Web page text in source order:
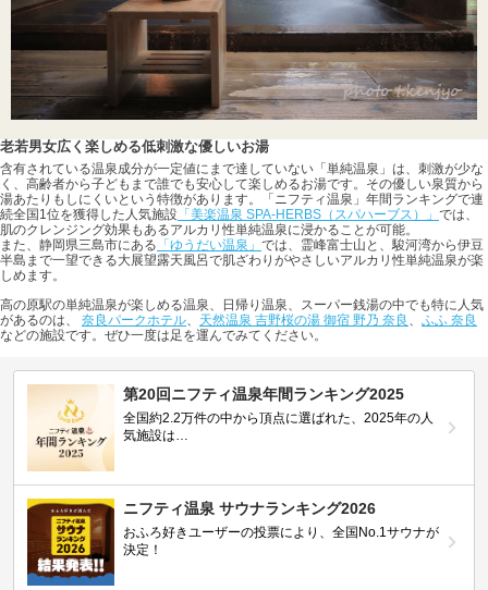
老若男女広く楽しめる低刺激な優しいお湯
含有されている温泉成分が一定値にまで達していない「単純温泉」は、刺激が少な
く、高齢者から子どもまで誰でも安心して楽しめるお湯です。その優しい泉質から
湯あたりもしにくいという特徴があります。「ニフティ温泉」年間ランキングで連
続全国1位を獲得した人気施設 「美楽温泉 SPA-HERBS（スパハーブス）」 では、
肌のクレンジング効果もあるアルカリ性単純温泉に浸かることが可能。
また、静岡県三島市にある 「ゆうだい温泉」 では、霊峰富士山と、駿河湾から伊豆
半島まで一望できる大展望露天風呂で肌ざわりがやさしいアルカリ性単純温泉が楽
しめます。
高の原駅の単純温泉が楽しめる温泉、日帰り温泉、スーパー銭湯の中でも特に人気
があるのは、 奈良パークホテル 天然温泉 吉野桜の湯 御宿 野乃 奈良
ふふ 奈良
などの施設です。ぜひ一度は足を運んでみてください。
第20回ニフティ温泉年間ランキング2025
全国約2.2万件の中から頂点に選ばれた、2025年の人
気施設は…
ニフティ温泉 サウナランキング2026
おふろ好きユーザーの投票により、全国No.1サウナが
決定！